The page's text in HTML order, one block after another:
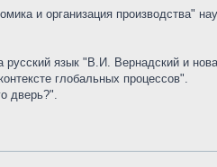
и организация производства"
язык "В.И. Вернадский и
глобальных процессов".
дверь?".